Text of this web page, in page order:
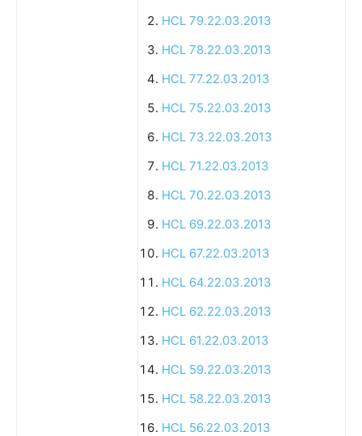
HCL 79.22.03.2013
HCL 78.22.03.2013
HCL 77.22.03.2013
HCL 75.22.03.2013
HCL 73.22.03.2013
HCL 71.22.03.2013
HCL 70.22.03.2013
HCL 69.22.03.2013
HCL 67.22.03.2013
HCL 64.22.03.2013
HCL 62.22.03.2013
HCL 61.22.03.2013
HCL 59.22.03.2013
HCL 58.22.03.2013
HCL 56.22.03.2013